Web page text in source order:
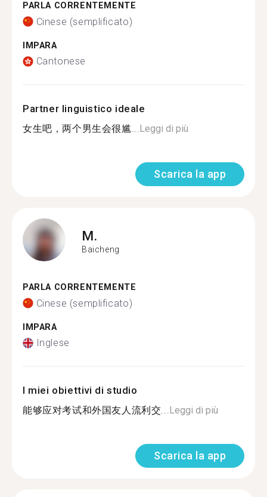
PARLA CORRENTEMENTE
Cinese (semplificato)
IMPARA
Cantonese
Partner linguistico ideale
女生吧，两个男生会很尴...Leggi di più
Scarica la app
M.
Baicheng
PARLA CORRENTEMENTE
Cinese (semplificato)
IMPARA
Inglese
I miei obiettivi di studio
能够应对考试和外国友人流利交...Leggi di più
Scarica la app